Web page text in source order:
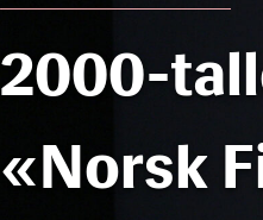
2000-
«Norsk